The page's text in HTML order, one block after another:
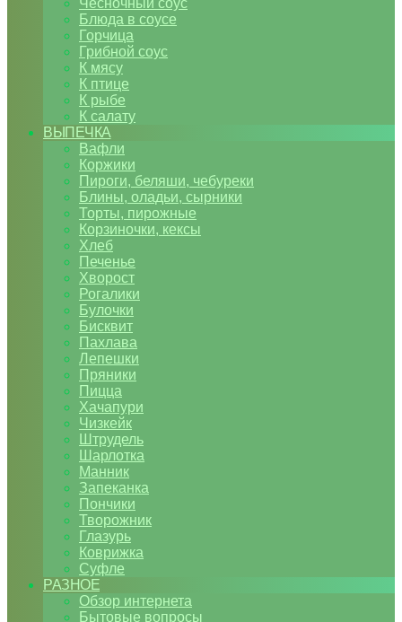
Чесночный соус
Блюда в соусе
Горчица
Грибной соус
К мясу
К птице
К рыбе
К салату
ВЫПЕЧКА
Вафли
Коржики
Пироги, беляши, чебуреки
Блины, оладьи, сырники
Торты, пирожные
Корзиночки, кексы
Хлеб
Печенье
Хворост
Рогалики
Булочки
Бисквит
Пахлава
Лепешки
Пряники
Пицца
Хачапури
Чизкейк
Штрудель
Шарлотка
Манник
Запеканка
Пончики
Творожник
Глазурь
Коврижка
Суфле
РАЗНОЕ
Обзор интернета
Бытовые вопросы